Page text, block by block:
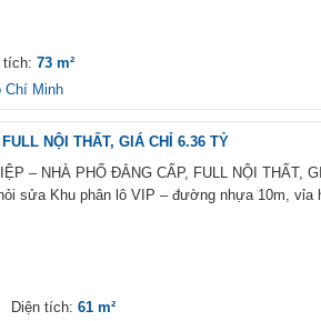
tích: 73 m²
Chí Minh
NỘI THẤT, GIÁ CHỈ 6.36 TỶ
– NHÀ PHỐ ĐẲNG CẤP, FULL NỘI THẤT,
sửa Khu phân lô VIP – đường nhựa 10m, vỉa
Diện tích: 61 m²